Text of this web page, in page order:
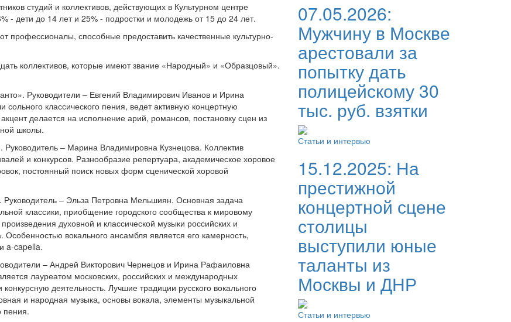
студий и коллективов, действующих в Культурном центре
- дети до 14 лет и 25% - подростки и молодежь от 15 до 24 лет.
профессионалы, способные предоставить качественные культурно-
коллективов, которые имеют звание «Народный» и «Образцовый».
Руководители – Евгений Владимирович Иванов и Ирина
классического пения, ведет активную концертную
делается на исполнение арий, романсов, постановку сцен из
школы.
– Марина Владимировна Кузнецова. Коллектив
и конкурсов. Разнообразие репертуара, академическое хоровое
постоянный поиск новых форм сценической хоровой
– Эльза Петровна Мельшиян. Основная задача
классики, приобщение городского сообщества к мировому
духовной и классической музыки российских и
вокального ансамбля является его камерность,
a-capella.
– Андрей Викторович Чернецов и Ирина Рафаиловна
лауреатом московских, российских и международных
деятельность. Лучшие традиции русского вокального
и народная музыка, основы вокала, элементы музыкальной
пения.
07.05.2026:
Мужчину в Москве
арестовали за
попытку дать
полицейскому 30
тыс. руб. взятки
Статьи и интервью
15.12.2025: На
престижной
концертной сцене
столицы
выступили юные
таланты из
Москвы и ДНР
Статьи и интервью